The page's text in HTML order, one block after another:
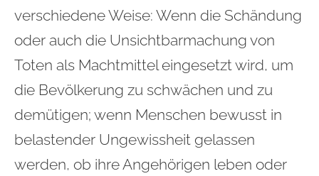
verschiedene Weise: Wenn die Schändung
oder auch die Unsichtbarmachung von
Toten als Machtmittel eingesetzt wird, um
die Bevölkerung zu schwächen und zu
demütigen; wenn Menschen bewusst in
belastender Ungewissheit gelassen
werden, ob ihre Angehörigen leben oder